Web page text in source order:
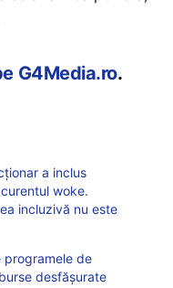
G4Media.ro.
a inclus
woke.
incluzivă nu este
programele de
desfășurate